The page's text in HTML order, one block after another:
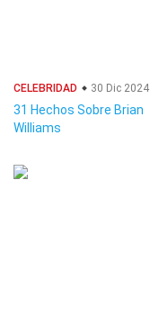
CELEBRIDAD 30 Dic 2024
31 Hechos Sobre Brian
Williams